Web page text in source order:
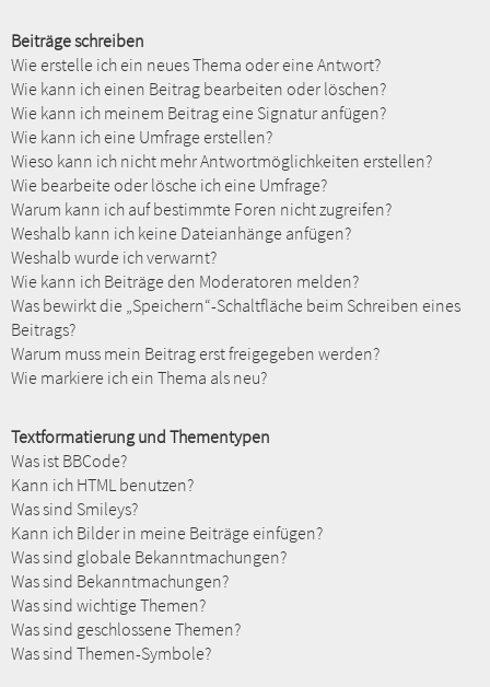
Beiträge schreiben
Wie erstelle ich ein neues Thema oder eine Antwort?
Wie kann ich einen Beitrag bearbeiten oder löschen?
Wie kann ich meinem Beitrag eine Signatur anfügen?
Wie kann ich eine Umfrage erstellen?
Wieso kann ich nicht mehr Antwortmöglichkeiten erstellen?
Wie bearbeite oder lösche ich eine Umfrage?
Warum kann ich auf bestimmte Foren nicht zugreifen?
Weshalb kann ich keine Dateianhänge anfügen?
Weshalb wurde ich verwarnt?
Wie kann ich Beiträge den Moderatoren melden?
Was bewirkt die „Speichern“-Schaltfläche beim Schreiben eines
Beitrags?
Warum muss mein Beitrag erst freigegeben werden?
Wie markiere ich ein Thema als neu?
Textformatierung und Thementypen
Was ist BBCode?
Kann ich HTML benutzen?
Was sind Smileys?
Kann ich Bilder in meine Beiträge einfügen?
Was sind globale Bekanntmachungen?
Was sind Bekanntmachungen?
Was sind wichtige Themen?
Was sind geschlossene Themen?
Was sind Themen-Symbole?